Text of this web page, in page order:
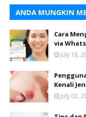
ANDA MUNGKIN
Cara
via
July 16,
Kenali
July 03,